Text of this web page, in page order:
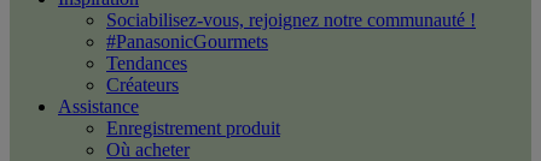
Sociabilisez-vous, rejoignez notre communauté !
#PanasonicGourmets
Tendances
Créateurs
Assistance
Enregistrement produit
Où acheter